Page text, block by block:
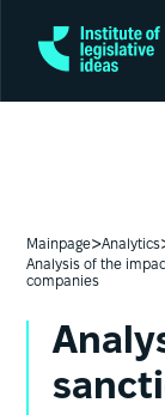
Mainpage>Analytics
Analysis of the
companies